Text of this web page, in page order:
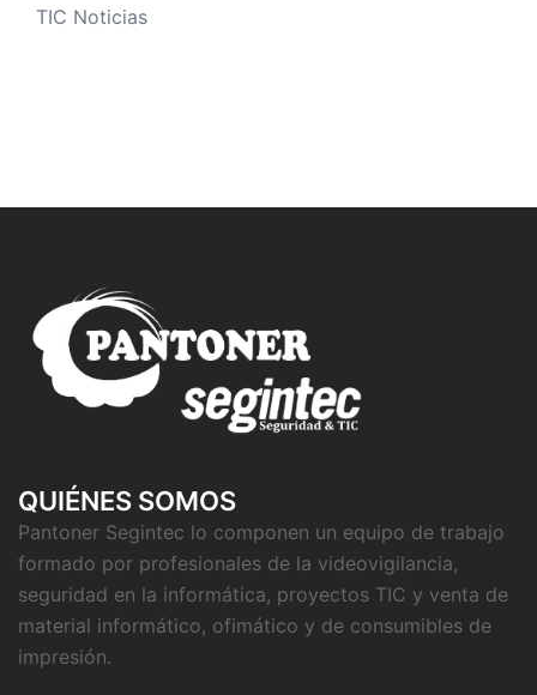
TIC Noticias
QUIÉNES SOMOS
Pantoner Segintec lo componen un equipo de trabajo
formado por profesionales de la videovigilancia,
seguridad en la informática, proyectos TIC y venta de
material informático, ofimático y de consumibles de
impresión.